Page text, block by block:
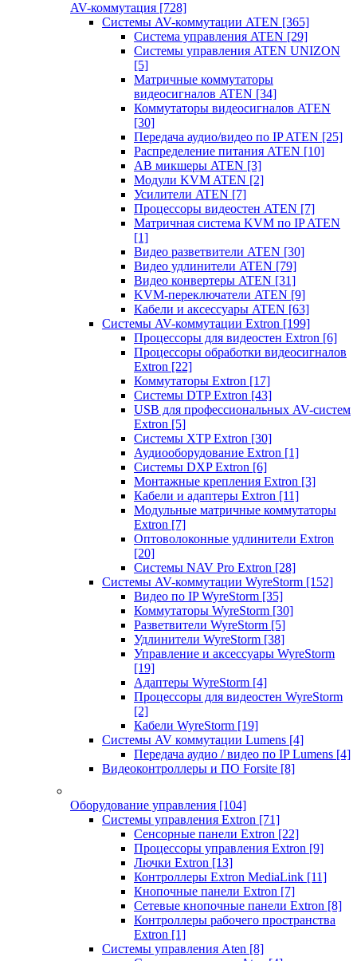
AV-коммутация [728]
Системы AV-коммутации ATEN [365]
Система управления ATEN [29]
Системы управления ATEN UNIZON
[5]
Матричные коммутаторы
видеосигналов ATEN [34]
Коммутаторы видеосигналов ATEN
[30]
Передача аудио/видео по IP ATEN [25]
Распределение питания ATEN [10]
АВ микшеры ATEN [3]
Модули KVM ATEN [2]
Усилители ATEN [7]
Процессоры видеостен ATEN [7]
Матричная система KVM по IP ATEN
[1]
Видео разветвители ATEN [30]
Видео удлинители ATEN [79]
Видео конвертеры ATEN [31]
KVM-переключатели ATEN [9]
Кабели и аксессуары ATEN [63]
Системы AV-коммутации Extron [199]
Процессоры для видеостен Extron [6]
Процессоры обработки видеосигналов
Extron [22]
Коммутаторы Extron [17]
Системы DTP Extron [43]
USB для профессиональных AV-систем
Extron [5]
Системы XTP Extron [30]
Аудиооборудование Extron [1]
Системы DXP Extron [6]
Монтажные крепления Extron [3]
Кабели и адаптеры Extron [11]
Модульные матричные коммутаторы
Extron [7]
Оптоволоконные удлинители Extron
[20]
Системы NAV Pro Extron [28]
Системы AV-коммутации WyreStorm [152]
Видео по IP WyreStorm [35]
Коммутаторы WyreStorm [30]
Разветвители WyreStorm [5]
Удлинители WyreStorm [38]
Управление и аксессуары WyreStorm
[19]
Адаптеры WyreStorm [4]
Процессоры для видеостен WyreStorm
[2]
Кабели WyreStorm [19]
Системы AV коммутации Lumens [4]
Передача аудио / видео по IP Lumens [4]
Видеоконтроллеры и ПО Forsite [8]
Оборудование управления [104]
Системы управления Extron [71]
Сенсорные панели Extron [22]
Процессоры управления Extron [9]
Лючки Extron [13]
Контроллеры Extron MediaLink [11]
Кнопочные панели Extron [7]
Сетевые кнопочные панели Extron [8]
Контроллеры рабочего пространства
Extron [1]
Системы управления Aten [8]